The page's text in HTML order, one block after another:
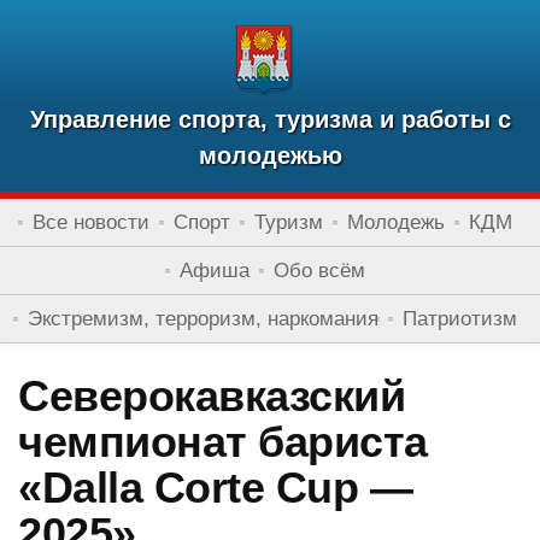
Управление спорта, туризма и работы с
молодежью
Все новости Спорт Туризм Молодежь КДМ
Афиша Обо всём
Экстремизм, терроризм, наркомания Патриотизм
Северокавказский
чемпионат бариста
«Dalla Corte Cup —